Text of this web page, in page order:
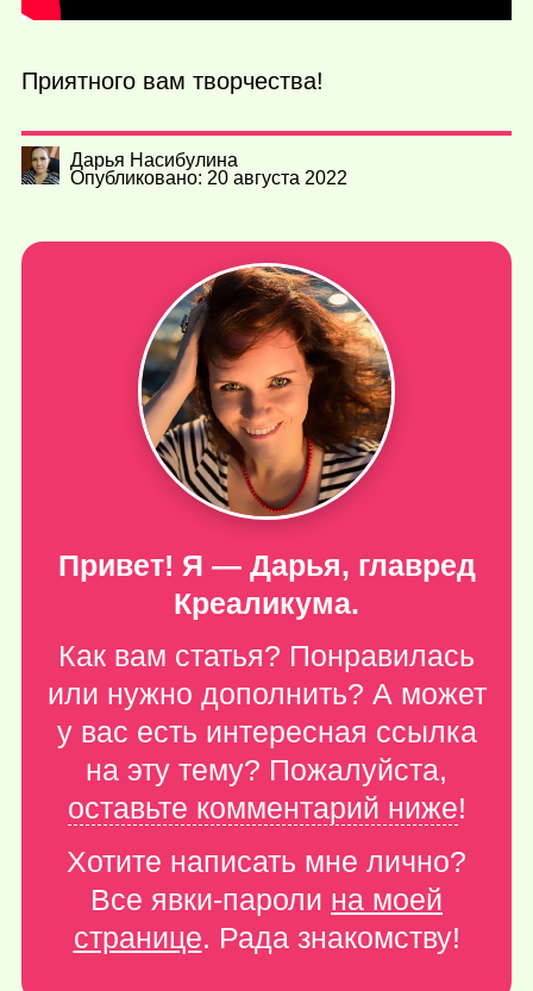
Приятного вам творчества!
Дарья Насибулина
Опубликовано: 20 августа 2022
Привет! Я — Дарья, главред
Креаликума.
Как вам статья? Понравилась
или нужно дополнить? А может
у вас есть интересная ссылка
на эту тему? Пожалуйста,
оставьте комментарий ниже!
Хотите написать мне лично?
Все явки-пароли на моей
странице. Рада знакомству!